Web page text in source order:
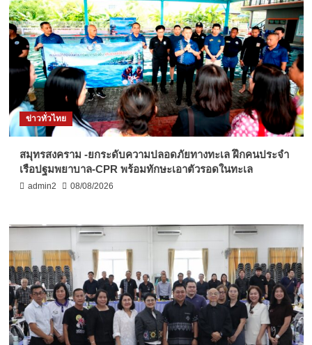
ข่าวทั่วไทย
สมุทรสงคราม -ยกระดับความปลอดภัยทางทะเล ฝึกคนประจำ
เรือปฐมพยาบาล-CPR พร้อมทักษะเอาตัวรอดในทะเล
admin2 08/08/2026